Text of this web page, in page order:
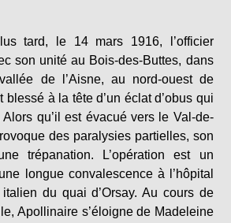
tard, le 14 mars 1916, l’officier
son unité au Bois-des-Buttes, dans
de l’Aisne, au nord-ouest de
blessé à la tête d’un éclat d’obus qui
qu’il est évacué vers le Val-de-
des paralysies partielles, son
trépanation. L’opération est un
longue convalescence à l’hôpital
du quai d’Orsay. Au cours de
Apollinaire s’éloigne de Madeleine